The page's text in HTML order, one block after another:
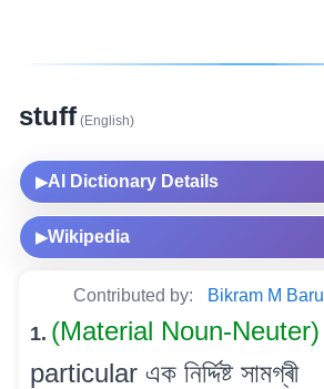
stuff (English)
▶AI Dictionary Details
▶Wikipedia
Contributed by: Bikram M
1. (Material Noun-Neuter)
particular এক নিৰ্দ্দিষ্ট সামগ্ৰী